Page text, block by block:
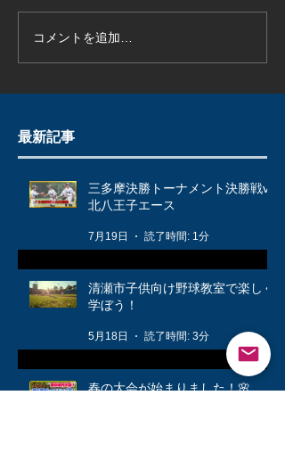
コメントを追加…
最新記事
三多摩決勝トーナメント決勝戦vs
北八王子エース
7月19日 読了時間: 1分
清瀬市子供向け野球教室で楽しく
学ぼう！
5月18日 読了時間: 3分
春の大会が始まりました！🌸